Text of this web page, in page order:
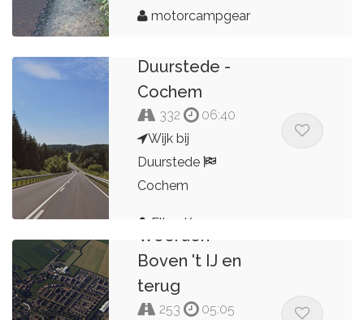
motorcampgear
Duurstede -
Cochem
332
06:40
Wijk bij
Duurstede
Cochem
Ellen Kornegoor
Woerden -
Boven 't IJ en
terug
253
05:05